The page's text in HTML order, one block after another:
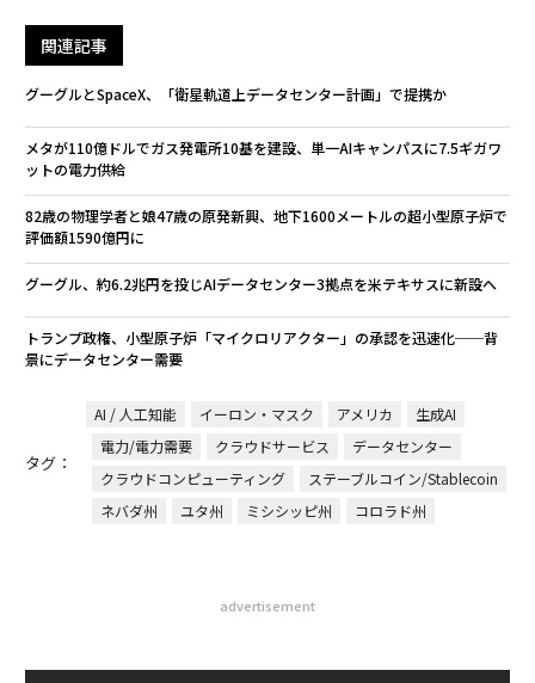
関連記事
グーグルとSpaceX、「衛星軌道上データセンター計画」で提携か
メタが110億ドルでガス発電所10基を建設、単一AIキャンパスに7.5ギガワ
ットの電力供給
82歳の物理学者と娘47歳の原発新興、地下1600メートルの超小型原子炉で
評価額1590億円に
グーグル、約6.2兆円を投じAIデータセンター3拠点を米テキサスに新設へ
トランプ政権、小型原子炉「マイクロリアクター」の承認を迅速化──背
景にデータセンター需要
タグ：
AI / 人工知能 イーロン・マスク アメリカ
生成AI
電力/電力需要
クラウドサービス
データセンター
クラウドコンピューティング
ステーブルコイン/Stablecoin
ネバダ州
ユタ州 ミシシッピ州 コロラド州
advertisement